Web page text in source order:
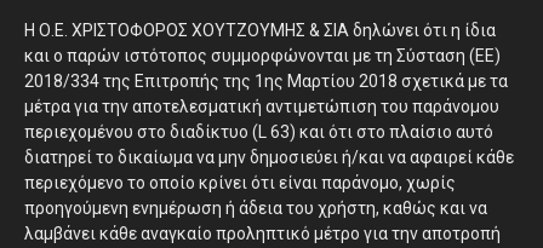
Η Ο.Ε. ΧΡΙΣΤΟΦΟΡΟΣ ΧΟΥΤΖΟΥΜΗΣ & ΣΙΑ δηλώνει ότι η ίδια
και ο παρών ιστότοπος συμμορφώνονται με τη Σύσταση (ΕΕ)
2018/334 της Επιτροπής της 1ης Μαρτίου 2018 σχετικά με τα
μέτρα για την αποτελεσματική αντιμετώπιση του παράνομου
περιεχομένου στο διαδίκτυο (L 63) και ότι στο πλαίσιο αυτό
διατηρεί το δικαίωμα να μην δημοσιεύει ή/και να αφαιρεί κάθε
περιεχόμενο το οποίο κρίνει ότι είναι παράνομο, χωρίς
προηγούμενη ενημέρωση ή άδεια του χρήστη, καθώς και να
λαμβάνει κάθε αναγκαίο προληπτικό μέτρο για την αποτροπή